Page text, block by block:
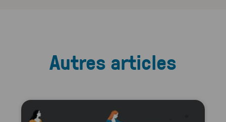
Autres articles